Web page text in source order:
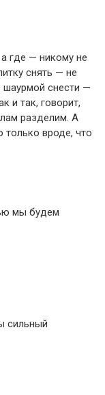
где — никому не
снять — не
шаурмой снести —
и так, говорит,
разделим. А
только вроде, что
мы будем
сильный